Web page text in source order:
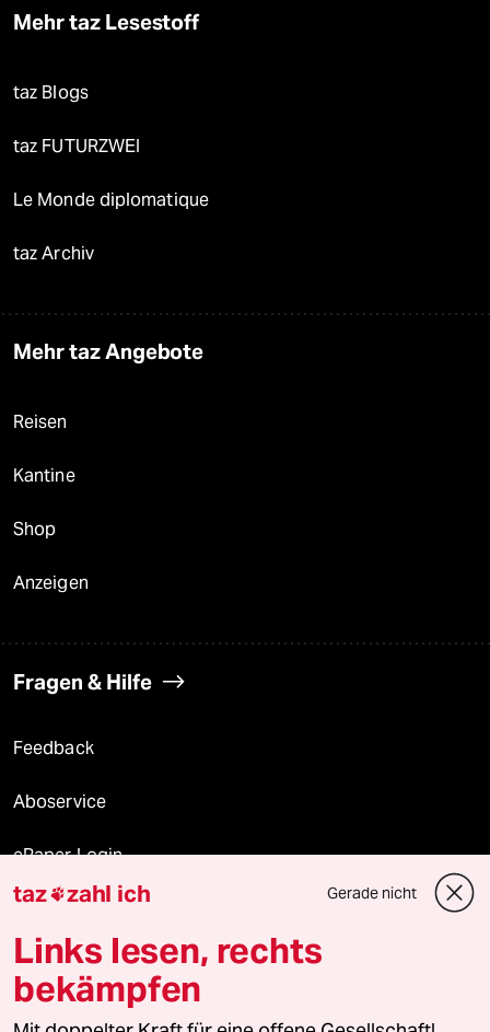
Mehr taz Lesestoff
taz Blogs
taz FUTURZWEI
Le Monde diplomatique
taz Archiv
Mehr taz Angebote
Reisen
Kantine
Shop
Anzeigen
Fragen & Hilfe
Feedback
Aboservice
ePaper Login
Downloads für Abonnierende
© 2026 taz Verlags und Vertriebs GmbH
taz zahl ich Gerade nicht
Links lesen, rechts
bekämpfen